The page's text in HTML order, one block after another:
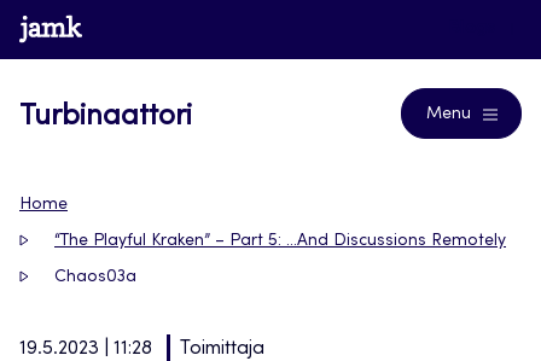
Siirry
suoraan
www.jamk.fi
Turbinaattori Menu
Home
“The Playful Kraken” – Part 5: …And Discussions Remotely
Chaos03a
19.5.2023 | 11:28 Toimittaja